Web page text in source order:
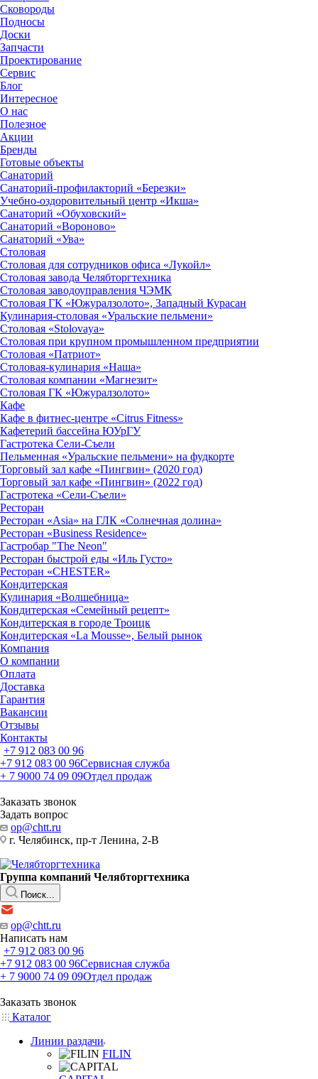
Сковороды
Подносы
Доски
Запчасти
Проектирование
Сервис
Блог
Интересное
О нас
Полезное
Акции
Бренды
Готовые объекты
Санаторий
Санаторий-профилакторий «Березки»
Учебно-оздоровительный центр «Икша»
Санаторий «Обуховский»
Санаторий «Вороново»
Санаторий «Ува»
Столовая
Столовая для сотрудников офиса «Лукойл»
Столовая завода Челябторгтехника
Столовая заводоуправления ЧЭМК
Столовая ГК «Южуралзолото», Западный Курасан
Кулинария-столовая «Уральские пельмени»
Столовая «Stolovaya»
Столовая при крупном промышленном предприятии
Столовая «Патриот»
Столовая-кулинария «Наша»
Столовая компании «Магнезит»
Столовая ГК «Южуралзолото»
Кафе
Кафе в фитнес-центре «Citrus Fitness»
Кафетерий бассейна ЮУрГУ
Гастротека Сели-Съели
Пельменная «Уральские пельмени» на фудкорте
Торговый зал кафе «Пингвин» (2020 год)
Торговый зал кафе «Пингвин» (2022 год)
Гастротека «Сели-Съели»
Ресторан
Ресторан «Asia» на ГЛК «Солнечная долина»
Ресторан «Business Residence»
Гастробар "The Neon"
Ресторан быстрой еды «Иль Густо»
Ресторан «CHESTER»
Кондитерская
Кулинария «Волшебница»
Кондитерская «Семейный рецепт»
Кондитерская в городе Троицк
Кондитерская «La Mousse», Белый рынок
Компания
О компании
Оплата
Доставка
Гарантия
Вакансии
Отзывы
Контакты
+7 912 083 00 96
+7 912 083 00 96Сервисная служба
+ 7 9000 74 09 09Отдел продаж
Заказать звонок
Задать вопрос
op@chtt.ru
г. Челябинск, пр-т Ленина, 2-В
Группа компаний Челябторгтехника
Поиск...
op@chtt.ru
Написать нам
+7 912 083 00 96
+7 912 083 00 96Сервисная служба
+ 7 9000 74 09 09Отдел продаж
Заказать звонок
Каталог
Линии раздачи
FILIN